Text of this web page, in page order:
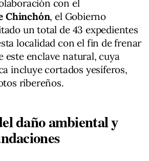
con el
Chinchón, el Gobierno
un total de 43 expedientes
localidad con el fin de frenar
este enclave natural, cuya
incluye cortados yesíferos,
ribereños.
daño ambiental y